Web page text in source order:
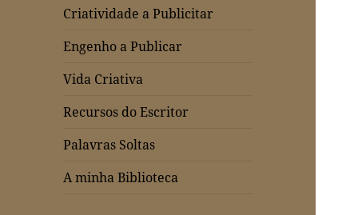
Criatividade a Publicitar
Engenho a Publicar
Vida Criativa
Recursos do Escritor
Palavras Soltas
A minha Biblioteca